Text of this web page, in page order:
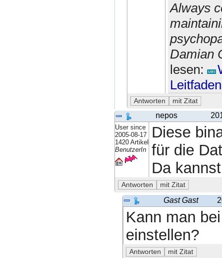
Always
Damian
lesen:
nepos
User since
2005-08-17
1420 Artikel
BenutzerIn
Diese
für die
Da
Gast Gast
Kann man
einstellen?